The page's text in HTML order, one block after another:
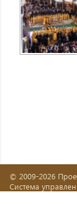
© 2009-2026
Система